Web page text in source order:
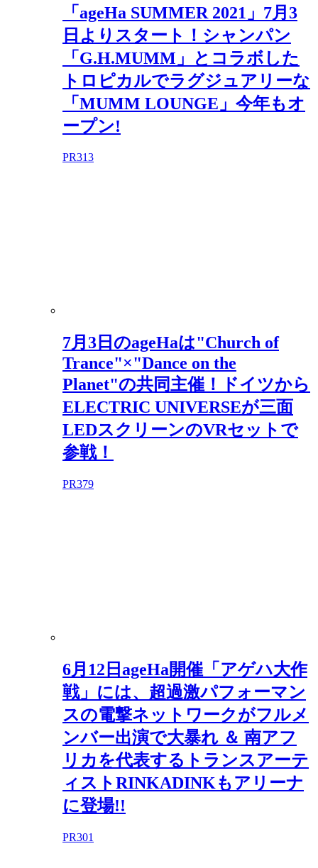
「ageHa SUMMER 2021」7月3
日よりスタート！シャンパン
「G.H.MUMM」とコラボした
トロピカルでラグジュアリーな
「MUMM LOUNGE」今年もオ
ープン!
PR313
7月3日のageHaは"Church of
Trance"×"Dance on the
Planet"の共同主催！ドイツから
ELECTRIC UNIVERSEが三面
LEDスクリーンのVRセットで
参戦！
PR379
6月12日ageHa開催「アゲハ大作
戦」には、超過激パフォーマン
スの電撃ネットワークがフルメ
ンバー出演で大暴れ ＆ 南アフ
リカを代表するトランスアーテ
ィストRINKADINKもアリーナ
に登場!!
PR301